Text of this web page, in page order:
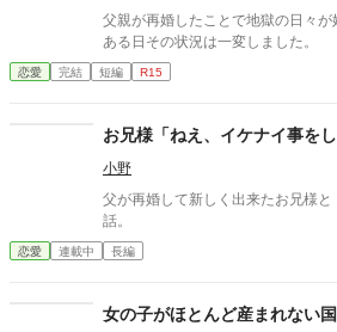
ックスの、超高濃度イチャイチャ・
父親が再婚したことで地獄の日々
ある日その状況は一変しました。
恋愛 完結 短編 R15
お兄様「ねえ、イケナイ事を
小野
父が再婚して新しく出来たお兄様
話。
恋愛 連載中 長編
女の子がほとんど産まれない国